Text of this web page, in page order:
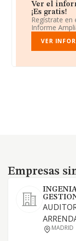
Ver el
¡Es gratis!
Regístrate en
Informe
VER
Empresas
Empresas
MADRID